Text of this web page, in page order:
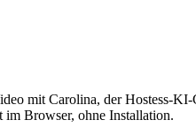
mit Carolina, der Hostess-
im Browser, ohne Installation.